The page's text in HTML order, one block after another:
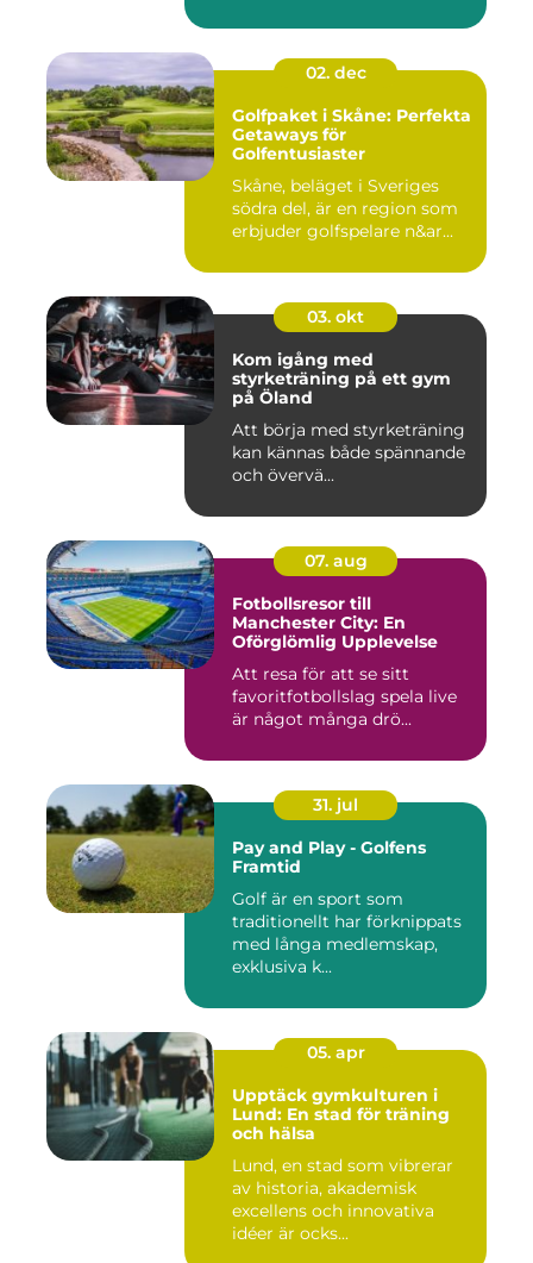
02. dec
Golfpaket i Skåne: Perfekta
Getaways för
Golfentusiaster
Skåne, beläget i Sveriges
södra del, är en region som
erbjuder golfspelare n&ar...
03. okt
Kom igång med
styrketräning på ett gym
på Öland
Att börja med styrketräning
kan kännas både spännande
och övervä...
07. aug
Fotbollsresor till
Manchester City: En
Oförglömlig Upplevelse
Att resa för att se sitt
favoritfotbollslag spela live
är något många drö...
31. jul
Pay and Play - Golfens
Framtid
Golf är en sport som
traditionellt har förknippats
med långa medlemskap,
exklusiva k...
05. apr
Upptäck gymkulturen i
Lund: En stad för träning
och hälsa
Lund, en stad som vibrerar
av historia, akademisk
excellens och innovativa
idéer är ocks...